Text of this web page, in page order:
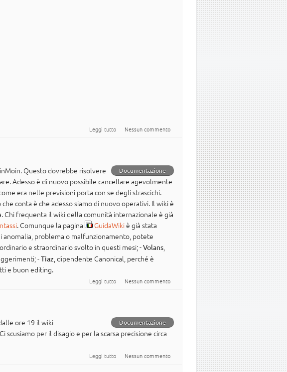
Leggi tutto su Newsletter italiana numero 10 del 2011
Nessun commento
Documentazione
Questo dovrebbe risolvere
Adesso è di nuovo possibile cancellare agevolmente
era nelle previsioni porta con se degli strascichi.
conta è che adesso siamo di nuovo operativi. Il wiki è
Chi frequenta il wiki della comunità internazionale è già
. Comunque la pagina GuidaWikiè già stata
anomalia, problema o malfunzionamento, potete
e straordinario svolto in questi mesi; -Volans,
-Tiaz, dipendente Canonical, perché è
e buon editing.
Leggi tutto su RE: Manutenzione straordinaria wiki
Nessun commento
Documentazione
ore 19 il wiki
per il disagio e per la scarsa precisione circa
Leggi tutto su Manutenzione straordinaria wiki
Nessun commento